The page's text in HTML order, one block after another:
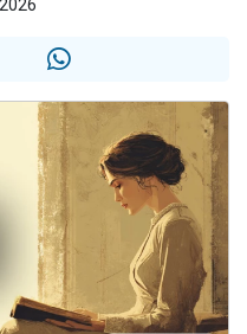
de faire un don pour Sauvez la jambe de Yohan
dans Torah-Box Music
29 personnes viennent de demander une bénédiction